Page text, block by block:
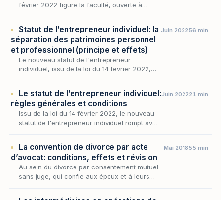
février 2022 figure la faculté, ouverte à
profes…
Statut de l’entrepreneur individuel: la
séparation des patrimoines personnel
et professionnel (principe et effets)
Le nouveau statut de l'entrepreneur
individuel, issu de la loi du 14 février 2022,
même pers…
Juin 202256 min
Le statut de l’entrepreneur individuel:
règles générales et conditions
Issu de la loi du 14 février 2022, le nouveau
statut de l'entrepreneur individuel rompt avec
physiqu…
Juin 202221 min
La convention de divorce par acte
d’avocat: conditions, effets et révision
Au sein du divorce par consentement mutuel
sans juge, qui confie aux époux et à leurs
Mai 201855 min